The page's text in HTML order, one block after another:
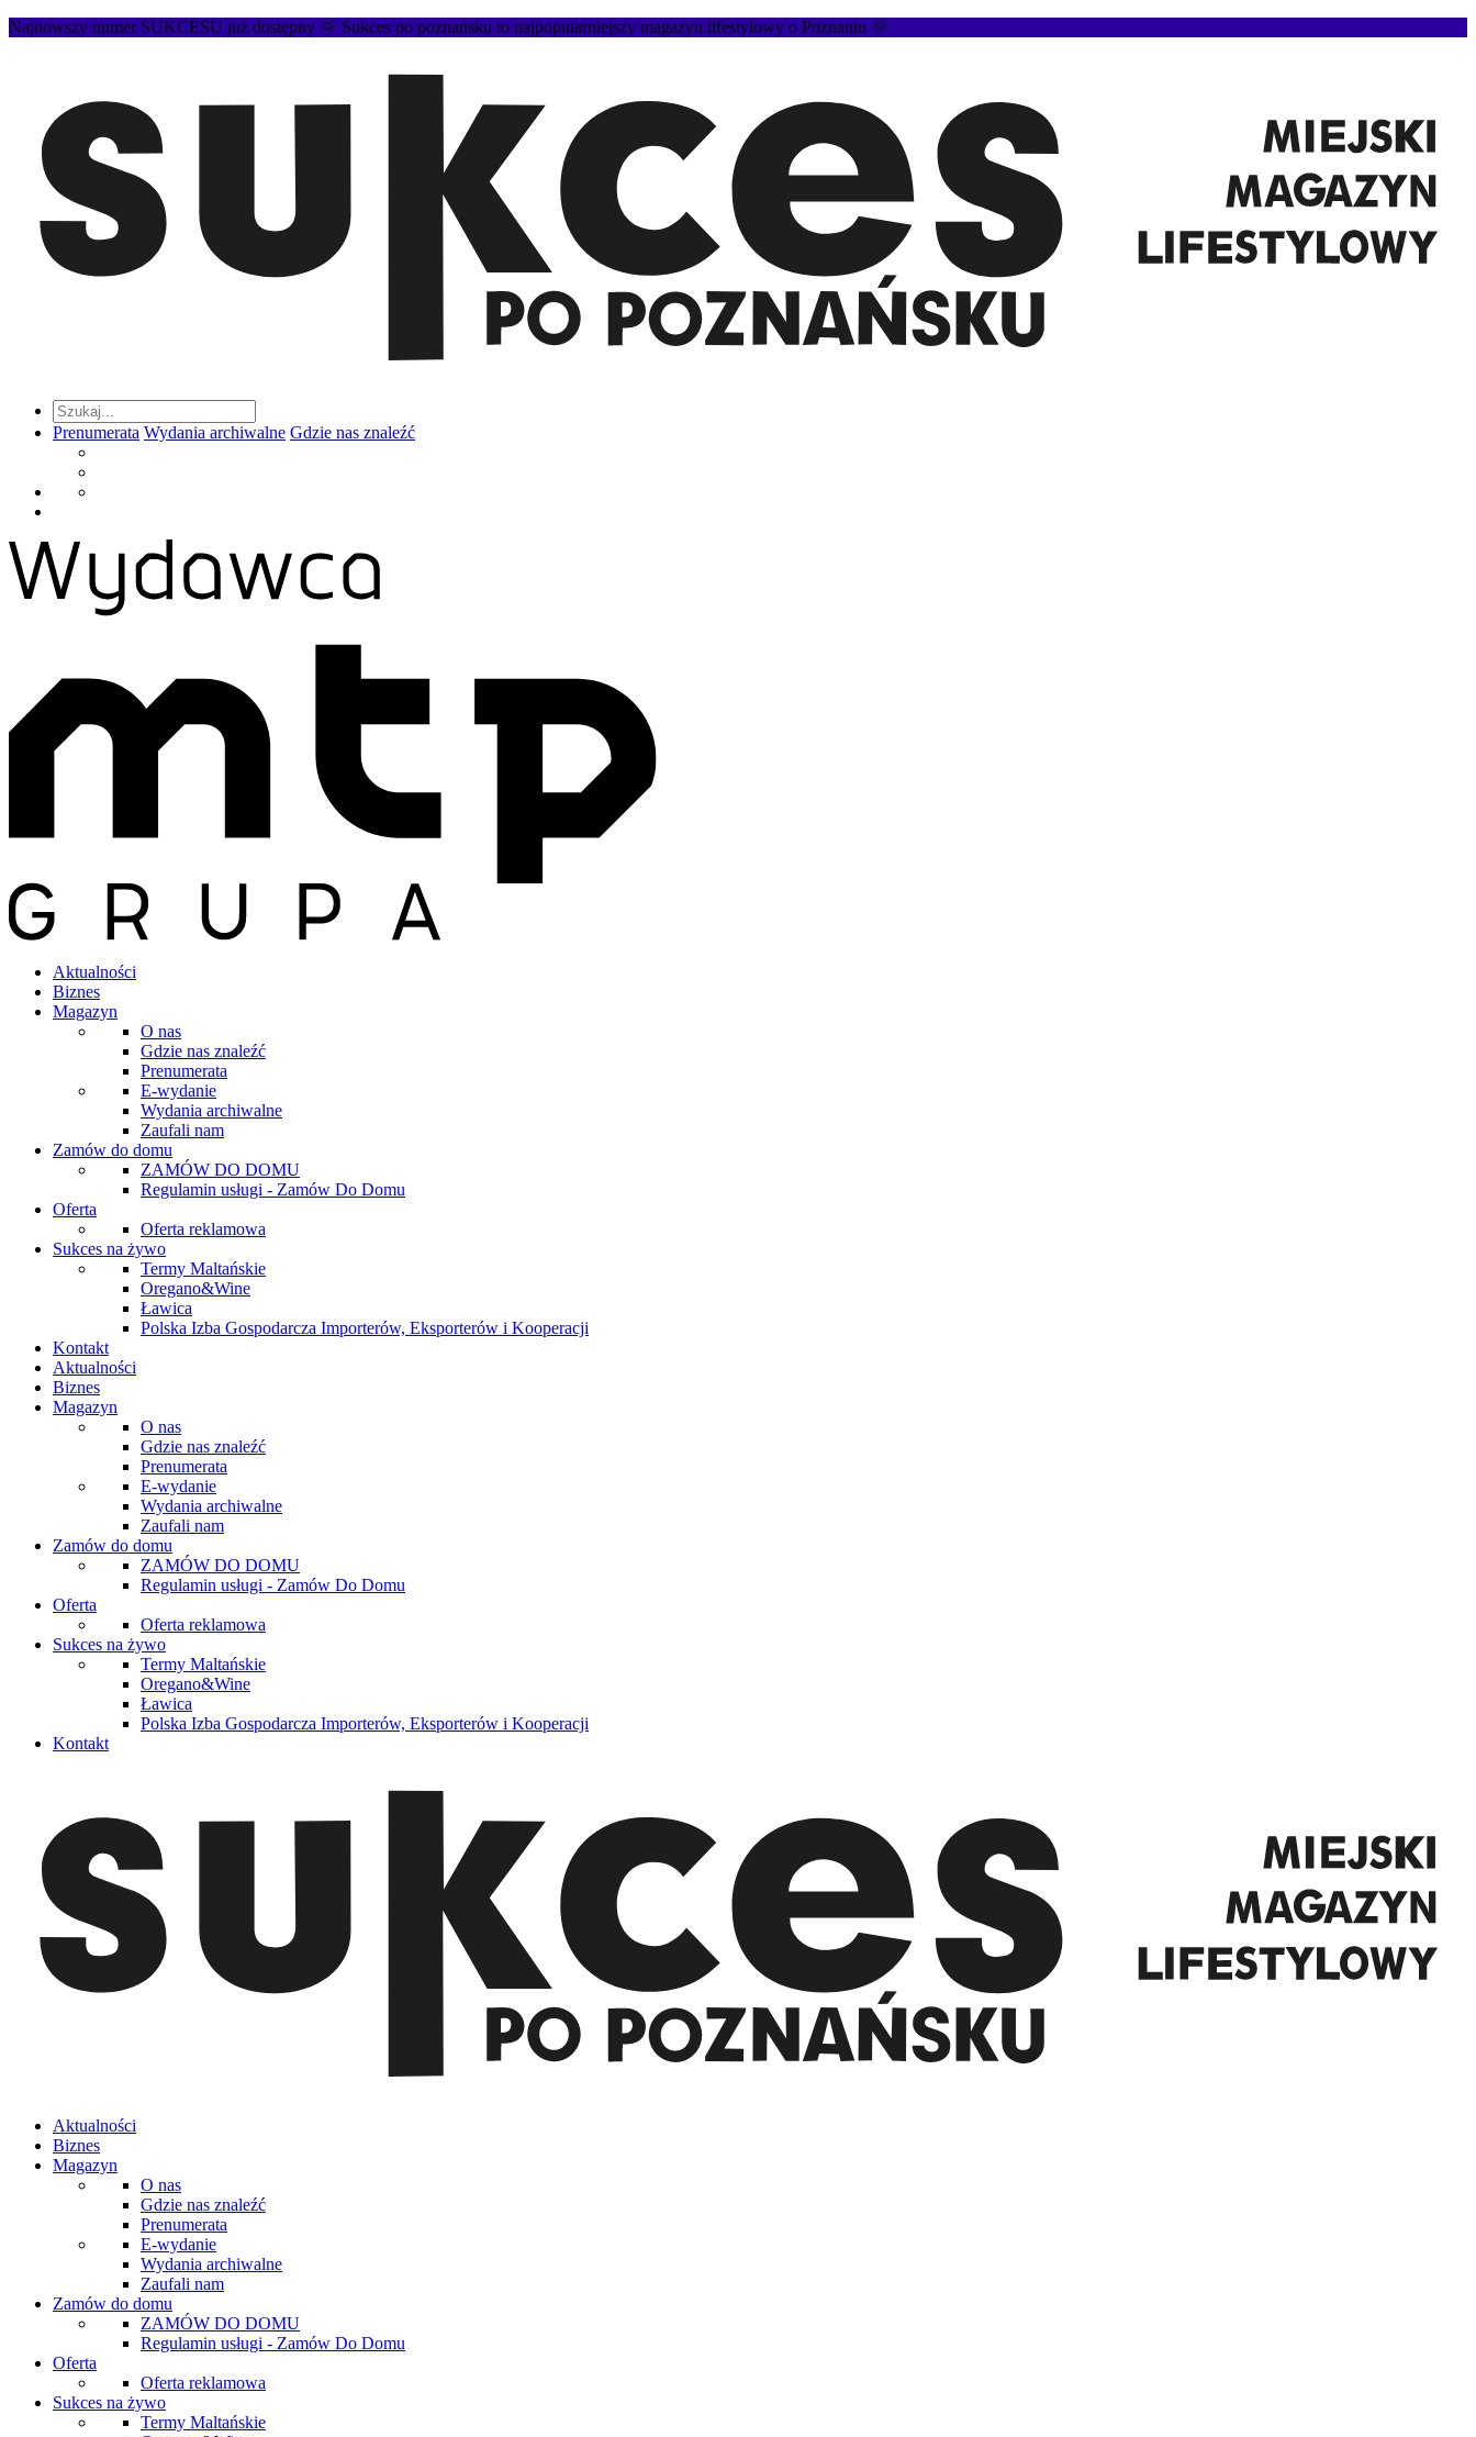
Najnowszy numer SUKCESU już dostępny 🌞 Sukces po poznańsku to najpopularniejszy magazyn lifestylowy o Poznaniu 🌞
Prenumerata Wydania archiwalne Gdzie nas znaleźć
Aktualności
Biznes
Magazyn
O nas
Gdzie nas znaleźć
Prenumerata
E-wydanie
Wydania archiwalne
Zaufali nam
Zamów do domu
ZAMÓW DO DOMU
Regulamin usługi - Zamów Do Domu
Oferta
Oferta reklamowa
Sukces na żywo
Termy Maltańskie
Oregano&Wine
Ławica
Polska Izba Gospodarcza Importerów, Eksporterów i Kooperacji
Kontakt
Aktualności
Biznes
Magazyn
O nas
Gdzie nas znaleźć
Prenumerata
E-wydanie
Wydania archiwalne
Zaufali nam
Zamów do domu
ZAMÓW DO DOMU
Regulamin usługi - Zamów Do Domu
Oferta
Oferta reklamowa
Sukces na żywo
Termy Maltańskie
Oregano&Wine
Ławica
Polska Izba Gospodarcza Importerów, Eksporterów i Kooperacji
Kontakt
Aktualności
Biznes
Magazyn
O nas
Gdzie nas znaleźć
Prenumerata
E-wydanie
Wydania archiwalne
Zaufali nam
Zamów do domu
ZAMÓW DO DOMU
Regulamin usługi - Zamów Do Domu
Oferta
Oferta reklamowa
Sukces na żywo
Termy Maltańskie